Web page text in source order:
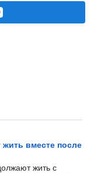
вместе после
жить с